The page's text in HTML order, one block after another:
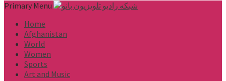
Primary Menu
Home
Afghanistan
World
Women
Sports
Art and Music